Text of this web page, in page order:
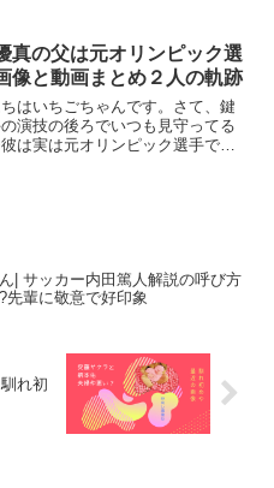
出す金戸 凛さんについて、みん
したいで...
真の父は元オリンピック選
像と動画まとめ２人の軌跡
はいちごちゃんです。さて、鍵
演技の後ろでいつも見守ってる
は実は元オリンピック選手であ
| サッカー内田篤人解説の呼び方
先輩に敬意で好印象
れ初